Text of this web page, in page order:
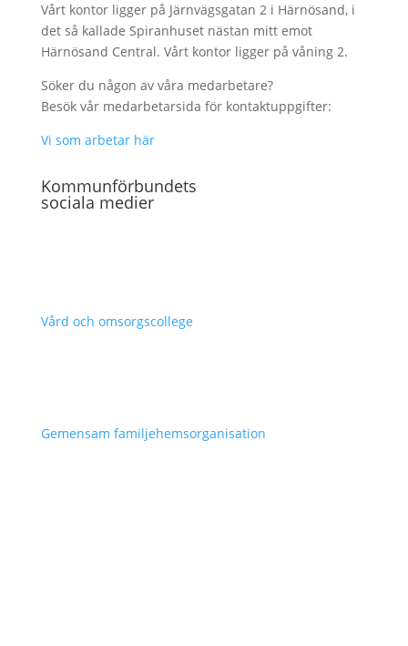
Vårt kontor ligger på Järnvägsgatan 2 i Härnösand, i
det så kallade Spiranhuset nästan mitt emot
Härnösand Central. Vårt kontor ligger på våning 2.
Söker du någon av våra medarbetare?
Besök vår medarbetarsida för kontaktuppgifter:
Vi som arbetar här
Kommunförbundets
sociala medier
Vård och omsorgscollege
Gemensam familjehemsorganisation